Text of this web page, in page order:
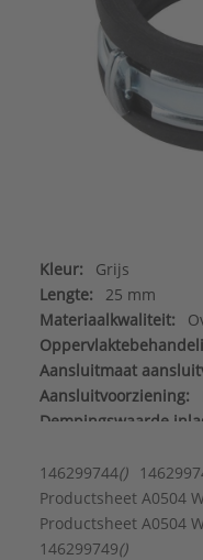
Kleur:
Grijs
Lengte:
25 mm
Materiaalkwaliteit:
Aansluitmaat
Aansluitvoorziening:
Dempingswaarde
FM keur: Nee
Geschikt voor
Geschikt voor
Geschikt voor
146299744()
Productsheet A0504
Productsheet A0504
146299749()